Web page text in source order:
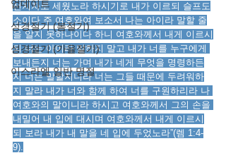
업데이트
성경절기 (봄절기)
성경절기 (가을절기)
이스라엘 일반 명절
선지자로 세웠노라 하시기로 내가 이르되 슬프도
소이다 주 여호와여 보소서 나는 아이라 말할 줄
을 알지 못하나이다 하니 여호와께서 내게 이르시
되 너는 아이라 말하지 말고 내가 너를 누구에게
보내든지 너는 가며 내가 네게 무엇을 명령하든
지 너는 말할지니라 너는 그들 때문에 두려워하
지 말라 내가 너와 함께 하여 너를 구원하리라 나
여호와의 말이니라 하시고 여호와께서 그의 손을
내밀어 내 입에 대시며 여호와께서 내게 이르시
되 보라 내가 내 말을 네 입에 두었노라”(렘 1:4-
9).